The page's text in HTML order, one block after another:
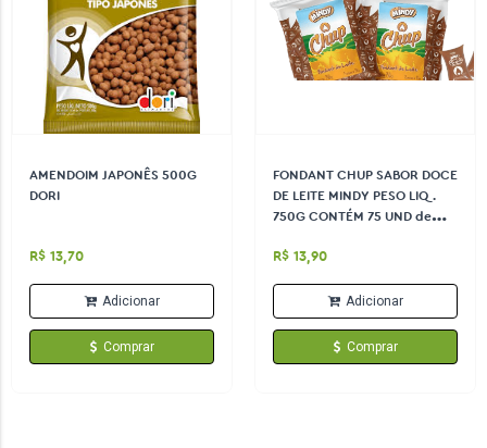
AMENDOIM JAPONÊS 500G
DORI
R$ 13,70
Adicionar
Comprar
FONDANT CHUP SABOR DOCE
DE LEITE MINDY PESO LIQ.
750G CONTÉM 75 UND de
R$ 13,90
Adicionar
Comprar